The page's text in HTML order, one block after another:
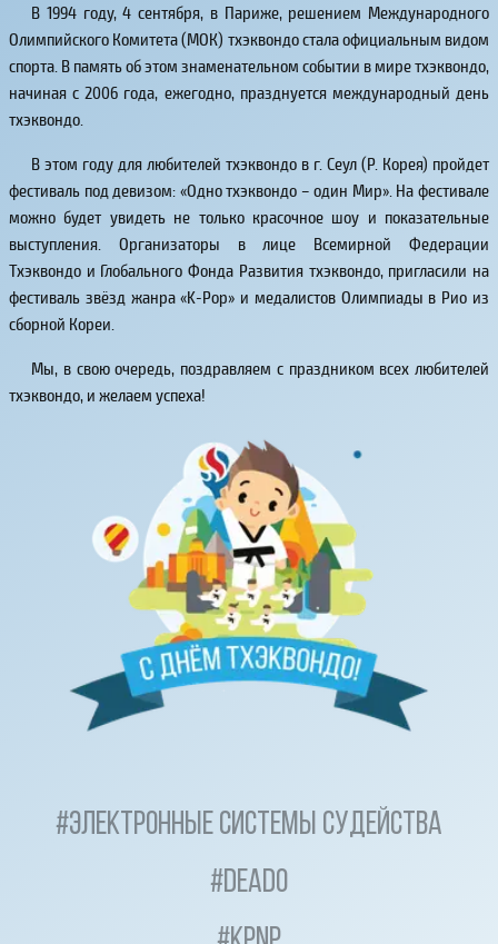
В 1994 году, 4 сентября, в Париже, решением Международного
Олимпийского Комитета (МОК) тхэквондо стала официальным видом
спорта. В память об этом знаменательном событии в мире тхэквондо,
начиная с 2006 года, ежегодно, празднуется международный день
тхэквондо.
В этом году для любителей тхэквондо в г. Сеул (Р. Корея) пройдет
фестиваль под девизом: «Одно тхэквондо – один Мир». На фестивале
можно будет увидеть не только красочное шоу и показательные
выступления. Организаторы в лице Всемирной Федерации
Тхэквондо и Глобального Фонда Развития тхэквондо, пригласили на
фестиваль звёзд жанра «K-Pop» и медалистов Олимпиады в Рио из
сборной Кореи.
Мы, в свою очередь, поздравляем с праздником всех любителей
тхэквондо, и желаем успеха!
#Электронные системы судейства
#Deado